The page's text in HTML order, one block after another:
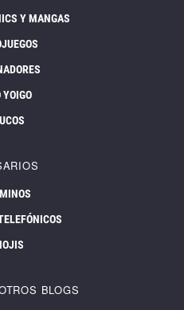
Y MANGAS
YOIGO
BLOGS